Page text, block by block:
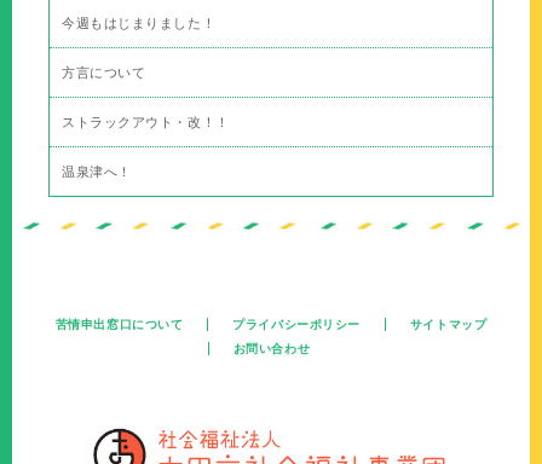
今週もはじまりました！
方言について
ストラックアウト・改！！
温泉津へ！
苦情申出窓口について プライバシーポリシー
サイトマップ
お問い合わせ